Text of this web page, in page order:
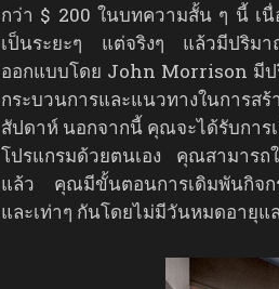
กว่า $ 200 ในบทความสั้น ๆ นี้ เนื่
เป็นระยะๆ แต่จริงๆ แล้วมีปริม
ออกแบบโดย John Morrison มีป
กระบวนการและแนวทางในการ
สัปดาห์ นอกจากนี้ คุณจะได้รับการ
โปรแกรมด้วยตนเอง คุณสามารถ
แล้ว คุณมีขั้นตอนการเดิมพันกิจกร
และเท่าๆ กันโดยไม่มีวันหมดอายุแ